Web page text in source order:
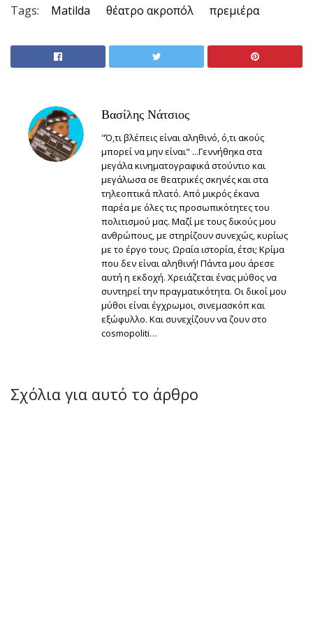
Tags: Matilda θέατρο ακροπόλ πρεμιέρα
Βασίλης Νάτσιος
"Ό,τι βλέπεις είναι αληθινό, ό,τι ακούς
μπορεί να μην είναι" ...Γεννήθηκα στα
μεγάλα κινηματογραφικά στούντιο και
μεγάλωσα σε θεατρικές σκηνές και στα
τηλεοπτικά πλατό. Από μικρός έκανα
παρέα με όλες τις προσωπικότητες του
πολιτισμού μας. Μαζί με τους δικούς μου
ανθρώπους, με στηρίζουν συνεχώς, κυρίως
με το έργο τους. Ωραία ιστορία, έτσι; Κρίμα
που δεν είναι αληθινή! Πάντα μου άρεσε
αυτή η εκδοχή. Χρειάζεται ένας μύθος να
συντηρεί την πραγματικότητα. Οι δικοί μου
μύθοι είναι έγχρωμοι, σινεμασκόπ και
εξώφυλλο. Και συνεχίζουν να ζουν στο
cosmopoliti…
Σχόλια για αυτό το άρθρο